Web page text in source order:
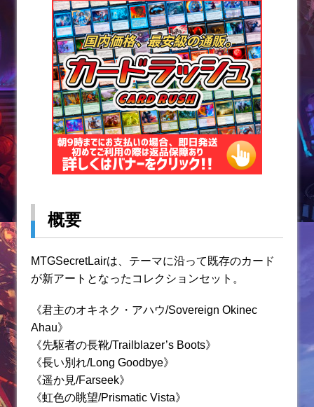
a
b
o
o
k
概要
MTGSecretLairは、テーマに沿って既存のカード
が新アートとなったコレクションセット。
《君主のオキネク・アハウ/Sovereign Okinec
Ahau》
《先駆者の長靴/Trailblazer’s Boots》
《長い別れ/Long Goodbye》
《遥か見/Farseek》
《虹色の眺望/Prismatic Vista》